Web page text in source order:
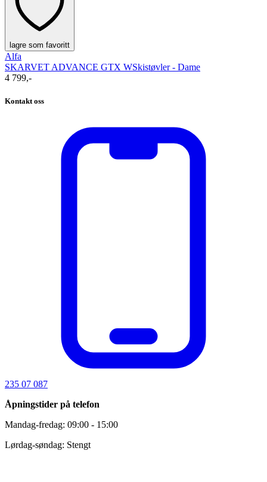
lagre som favoritt
Alfa
SKARVET ADVANCE GTX WSkistøvler - Dame
4 799,-
Kontakt oss
235 07 087
Åpningstider på telefon
Mandag-fredag: 09:00 - 15:00
Lørdag-søndag: Stengt